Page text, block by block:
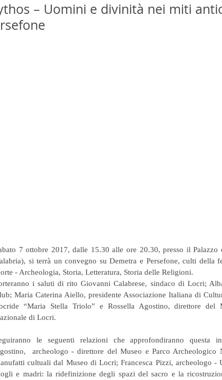
– Uomini e divinità nei miti
7 ottobre 2017, dalle 15.30 alle ore 20.30, presso il
si terrà un convegno su Demetra e Persefone, culti della
- Archeologia, Storia, Letteratura, Storia delle Religioni.
i saluti di rito Giovanni Calabrese, sindaco di Locri;
Maria Caterina Aiello, presidente Associazione Italiana di
“Maria Stella Triolo” e Rossella Agostino, direttore del
di Locri.
le seguenti relazioni che approfondiranno questa
archeologo - direttore del Museo e Parco Archeologico
cultuali dal Museo di Locri; Francesca Pizzi, archeologo -
e madri: la ridefinizione degli spazi del sacro e la